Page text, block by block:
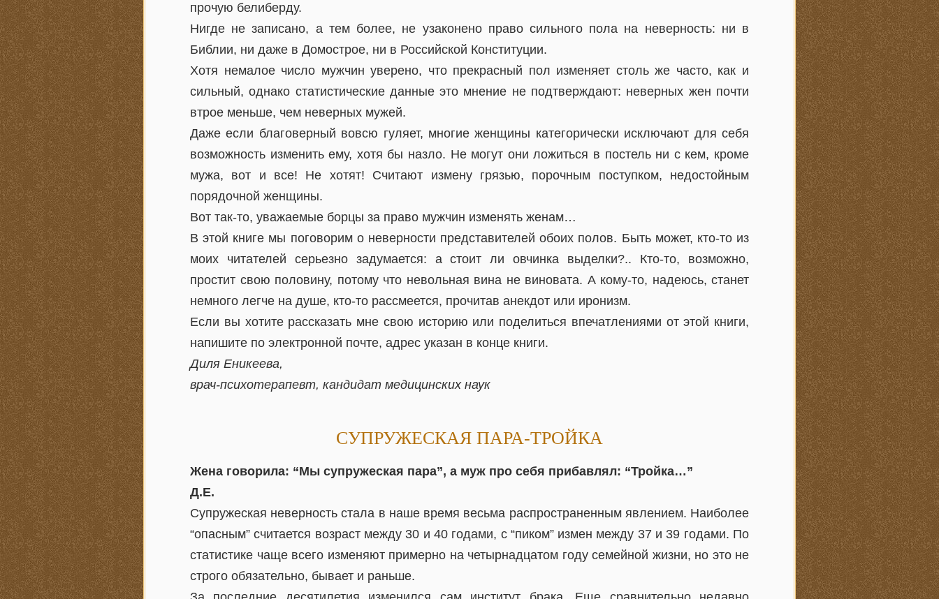
прочую белиберду.
Нигде не записано, а тем более, не узаконено право сильного пола на неверность: ни в
Библии, ни даже в Домострое, ни в Российской Конституции.
Хотя немалое число мужчин уверено, что прекрасный пол изменяет столь же часто, как и
сильный, однако статистические данные это мнение не подтверждают: неверных жен почти
втрое меньше, чем неверных мужей.
Даже если благоверный вовсю гуляет, многие женщины категорически исключают для себя
возможность изменить ему, хотя бы назло. Не могут они ложиться в постель ни с кем, кроме
мужа, вот и все! Не хотят! Считают измену грязью, порочным поступком, недостойным
порядочной женщины.
Вот так-то, уважаемые борцы за право мужчин изменять женам…
В этой книге мы поговорим о неверности представителей обоих полов. Быть может, кто-то из
моих читателей серьезно задумается: а стоит ли овчинка выделки?.. Кто-то, возможно,
простит свою половину, потому что невольная вина не виновата. А кому-то, надеюсь, станет
немного легче на душе, кто-то рассмеется, прочитав анекдот или иронизм.
Если вы хотите рассказать мне свою историю или поделиться впечатлениями от этой книги,
напишите по электронной почте, адрес указан в конце книги.
Диля Еникеева,
врач-психотерапевт, кандидат медицинских наук
СУПРУЖЕСКАЯ ПАРА-ТРОЙКА
Жена говорила: “Мы супружеская пара”, а муж про себя прибавлял: “Тройка…”
Д.Е.
Супружеская неверность стала в наше время весьма распространенным явлением. Наиболее
“опасным” считается возраст между 30 и 40 годами, с “пиком” измен между 37 и 39 годами. По
статистике чаще всего изменяют примерно на четырнадцатом году семейной жизни, но это не
строго обязательно, бывает и раньше.